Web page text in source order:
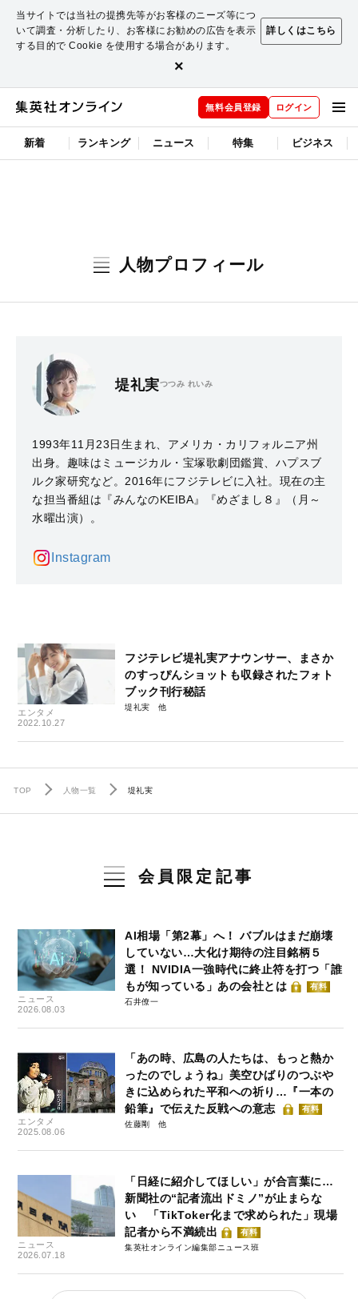
当サイトでは当社の提携先等がお客様のニーズ等につ
いて調査・分析したり、お客様にお勧めの広告を表示
する目的で Cookie を使用する場合があります。
詳しくはこちら
×
無料会員登録 ログイン
新着 ランキング ニュース 特集 ビジネス
人物プロフィール
堤礼実つつみ れいみ
1993年11月23日生まれ、アメリカ・カリフォルニア州
出身。趣味はミュージカル・宝塚歌劇団鑑賞、ハプスブ
ルク家研究など。2016年にフジテレビに入社。現在の主
な担当番組は『みんなのKEIBA』『めざまし８』（月～
水曜出演）。
Instagram
エンタメ
2022.10.27
フジテレビ堤礼実アナウンサー、まさか
のすっぴんショットも収録されたフォト
ブック刊行秘話
堤礼実
TOP 人物一覧 堤礼実
会員限定記事
ニュース
2026.08.03
AI相場「第2幕」へ！ バブルはまだ崩壊
していない…大化け期待の注目銘柄５
選！ NVIDIA一強時代に終止符を打つ「誰
もが知っている」あの会社とは
有料
石井僚一
エンタメ
2025.08.06
「あの時、広島の人たちは、もっと熱か
ったのでしょうね」美空ひばりのつぶや
きに込められた平和への祈り…『一本の
鉛筆』で伝えた反戦への意志
有料
佐藤剛
ニュース
2026.07.18
「日経に紹介してほしい」が合言葉に…
新聞社の“記者流出ドミノ”が止まらな
い 「TikToker化まで求められた」現場
記者から不満続出
有料
集英社オンライン編集部ニュース班